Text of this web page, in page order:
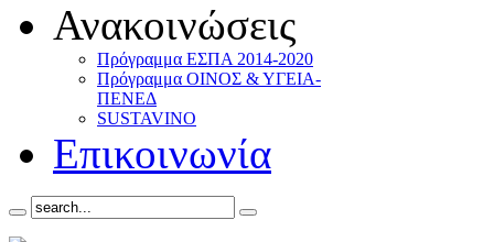
Ανακοινώσεις
Πρόγραμμα ΕΣΠΑ 2014-2020
Πρόγραμμα ΟΙΝΟΣ & ΥΓΕΙΑ-
ΠΕΝΕΔ
SUSTAVINO
Επικοινωνία